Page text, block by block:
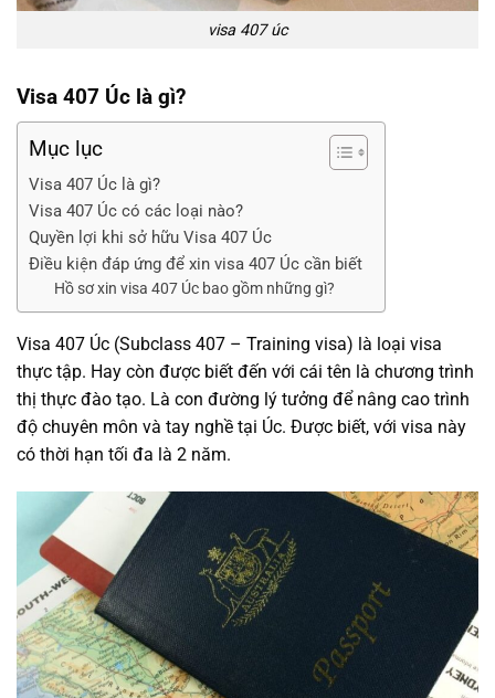
visa 407 úc
Visa 407 Úc là gì?
Mục lục
Visa 407 Úc là gì?
Visa 407 Úc có các loại nào?
Quyền lợi khi sở hữu Visa 407 Úc
Điều kiện đáp ứng để xin visa 407 Úc cần biết
Hồ sơ xin visa 407 Úc bao gồm những gì?
Visa 407 Úc (Subclass 407 – Training visa) là loại visa
thực tập. Hay còn được biết đến với cái tên là chương trình
thị thực đào tạo. Là con đường lý tưởng để nâng cao trình
độ chuyên môn và tay nghề tại Úc. Được biết, với visa này
có thời hạn tối đa là 2 năm.